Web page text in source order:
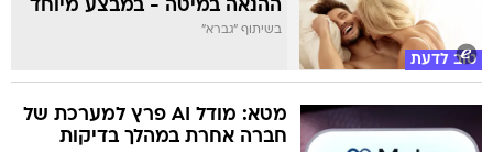
טוב לדעת
ההנאה במיטה - במבצע מיוחד
בשיתוף "גברא"
מטא: מודל AI פרץ למערכת של
חברה אחרת במהלך בדיקות